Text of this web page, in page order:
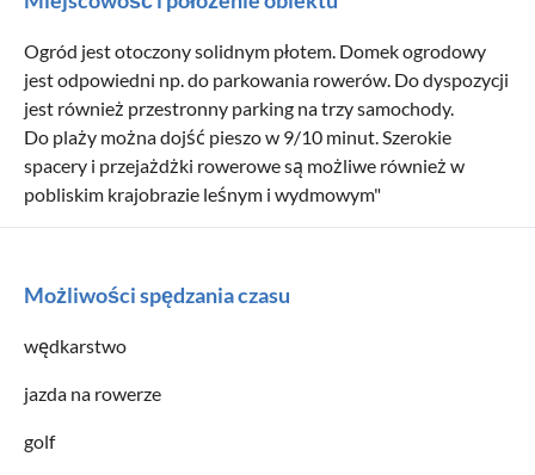
Ogród jest otoczony solidnym płotem. Domek ogrodowy
jest odpowiedni np. do parkowania rowerów. Do dyspozycji
jest również przestronny parking na trzy samochody.
Do plaży można dojść pieszo w 9/10 minut. Szerokie
spacery i przejażdżki rowerowe są możliwe również w
pobliskim krajobrazie leśnym i wydmowym"
Możliwości spędzania czasu
wędkarstwo
jazda na rowerze
golf